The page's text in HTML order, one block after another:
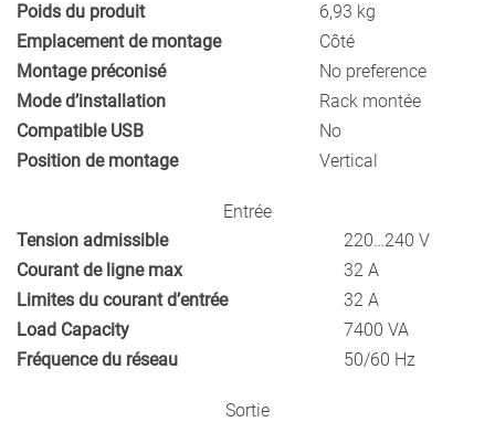
Poids du produit
6,93 kg
Emplacement de montage
Côté
Montage préconisé
No preference
Mode d’installation
Rack montée
Compatible USB
No
Position de montage
Vertical
Entrée
Tension admissible
220…240 V
Courant de ligne max
32 A
Limites du courant d’entrée
32 A
Load Capacity
7400 VA
Fréquence du réseau
50/60 Hz
Sortie